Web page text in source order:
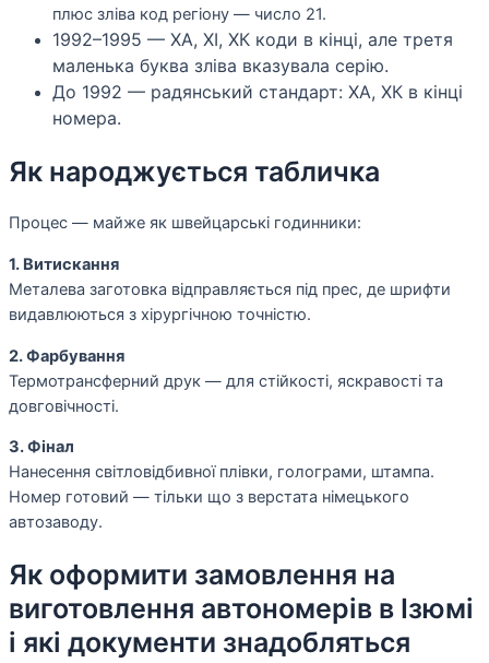
плюс зліва код регіону — число 21.
1992–1995 — ХА, ХІ, ХК коди в кінці, але третя
маленька буква зліва вказувала серію.
До 1992 — радянський стандарт: ХА, ХК в кінці
номера.
Як народжується табличка
Процес — майже як швейцарські годинники:
1. Витискання
Металева заготовка відправляється під прес, де шрифти
видавлюються з хірургічною точністю.
2. Фарбування
Термотрансферний друк — для стійкості, яскравості та
довговічності.
3. Фінал
Нанесення світловідбивної плівки, голограми, штампа.
Номер готовий — тільки що з верстата німецького
автозаводу.
Як оформити замовлення на
виготовлення автономерів в Ізюмі
і які документи знадобляться